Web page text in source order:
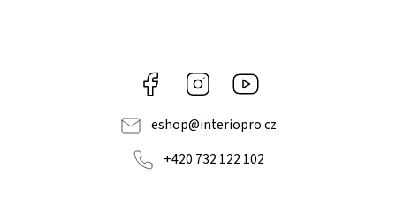
Facebook Instagram
eshop@interiopro.cz
+420 732 122 102